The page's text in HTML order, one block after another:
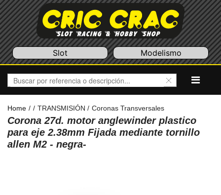
Slot Modelismo
Home / / TRANSMISIÓN / Coronas Transversales
Corona 27d. motor anglewinder plastico
para eje 2.38mm Fijada mediante tornillo
allen M2 - negra-